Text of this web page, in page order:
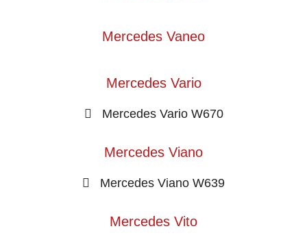
Mercedes Vaneo
Mercedes Vario
Mercedes Vario W670
Mercedes Viano
Mercedes Viano W639
Mercedes Vito